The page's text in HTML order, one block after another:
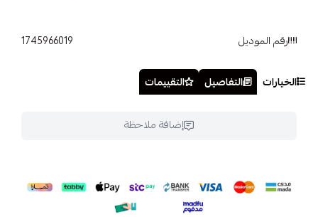
رقم الموديل 1745966019
الخيارات التفاصيل التقييمات
إضافة ملاحظة